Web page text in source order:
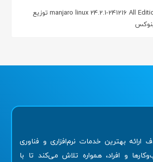
دانلود manjaro linux 24.2.1-241216 All Editions توزیع
ارائه بهترین خدمات نرم‌افزاری و فناوری
و افراد، همواره تلاش می‌کند تا با